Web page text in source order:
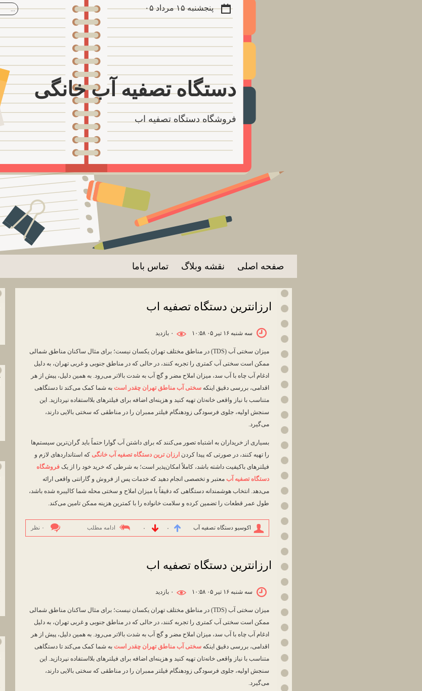
پنجشنبه ۱۵ مرداد ۰۵
دستگاه تصفیه آب خانگی
فروشگاه دستگاه تصفیه اب
صفحه اصلی نقشه وبلاگ تماس باما
ارزانترین دستگاه تصفیه اب
سه شنبه ۱۶ تیر ۰۵ ۱۰:۵۸
میزان سختی آب (TDS) در مناطق مختلف تهران یکسان نیست؛ برای مثال ساکنان مناطق شمالی
ممکن است سختی آب کمتری را تجربه کنند، در حالی که در مناطق جنوبی و غربی تهران، به دلیل
ادغام آب چاه با آب سد، میزان املاح مضر و گچ آب به شدت بالاتر می‌رود. به همین دلیل، پیش از هر
اقدامی، بررسی دقیق اینکه سختی آب مناطق تهران چقدر است به شما کمک می‌کند تا دستگاهی
متناسب با نیاز واقعی خانه‌تان تهیه کنید و هزینه‌ای اضافه برای فیلترهای بلااستفاده نپردازید. این
سنجش اولیه، جلوی فرسودگی زودهنگام فیلتر ممبران را در مناطقی که سختی بالایی دارند،
می‌گیرد.
بسیاری از خریداران به اشتباه تصور می‌کنند که برای داشتن آب گوارا حتماً باید گران‌ترین سیستم‌ها
را تهیه کنند، در صورتی که پیدا کردن ارزان ترین دستگاه تصفیه آب خانگی که استانداردهای لازم و
فیلترهای باکیفیت داشته باشد، کاملاً امکان‌پذیر است؛ به شرطی که خرید خود را از یک فروشگاه
دستگاه تصفیه آب معتبر و تخصصی انجام دهید که خدمات پس از فروش و گارانتی واقعی ارائه
می‌دهد. انتخاب هوشمندانه دستگاهی که دقیقاً با میزان املاح و سختی محله شما کالیبره شده باشد،
طول عمر قطعات را تضمین کرده و سلامت خانواده را با کمترین هزینه ممکن تامین می‌کند.
اکوسیو دستگاه تصفیه آب ۰ ۰ ادامه مطلب ۰ نظر
ارزانترین دستگاه تصفیه اب
سه شنبه ۱۶ تیر ۰۵ ۱۰:۵۸
میزان سختی آب (TDS) در مناطق مختلف تهران یکسان نیست؛ برای مثال ساکنان مناطق شمالی
ممکن است سختی آب کمتری را تجربه کنند، در حالی که در مناطق جنوبی و غربی تهران، به دلیل
ادغام آب چاه با آب سد، میزان املاح مضر و گچ آب به شدت بالاتر می‌رود. به همین دلیل، پیش از هر
اقدامی، بررسی دقیق اینکه سختی آب مناطق تهران چقدر است به شما کمک می‌کند تا دستگاهی
متناسب با نیاز واقعی خانه‌تان تهیه کنید و هزینه‌ای اضافه برای فیلترهای بلااستفاده نپردازید. این
سنجش اولیه، جلوی فرسودگی زودهنگام فیلتر ممبران را در مناطقی که سختی بالایی دارند،
می‌گیرد.